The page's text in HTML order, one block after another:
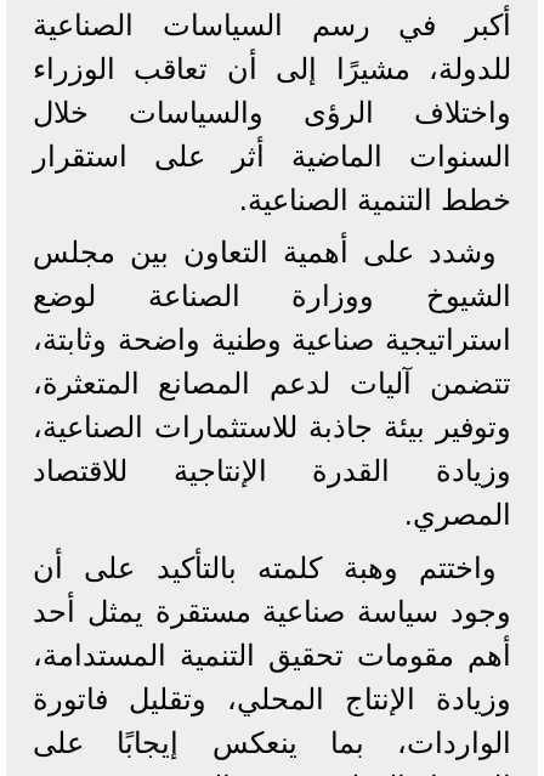
أكبر في رسم السياسات الصناعية
للدولة، مشيرًا إلى أن تعاقب الوزراء
واختلاف الرؤى والسياسات خلال
السنوات الماضية أثر على استقرار
خطط التنمية الصناعية.
وشدد على أهمية التعاون بين مجلس
الشيوخ ووزارة الصناعة لوضع
استراتيجية صناعية وطنية واضحة وثابتة،
تتضمن آليات لدعم المصانع المتعثرة،
وتوفير بيئة جاذبة للاستثمارات الصناعية،
وزيادة القدرة الإنتاجية للاقتصاد
المصري.
واختتم وهبة كلمته بالتأكيد على أن
وجود سياسة صناعية مستقرة يمثل أحد
أهم مقومات تحقيق التنمية المستدامة،
وزيادة الإنتاج المحلي، وتقليل فاتورة
الواردات، بما ينعكس إيجابًا على